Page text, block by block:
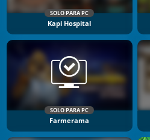
SOLO PARA PC
Kapi Hospital
SOLO PARA PC
Farmerama